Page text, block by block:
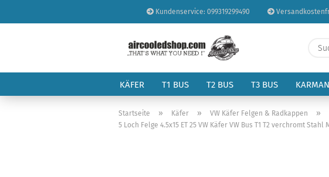
Kundenservice: 099319299490
KÄFER T1 BUS T2 BUS T3 BUS
Startseite » Käfer » VW Käfer Felgen & Radkappen »
5 Loch Felge 4.5x15 ET 25 VW Käfer VW Bus T1 T2 verchromt